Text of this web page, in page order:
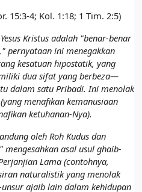
15:3-4; Kol. 1:18; 1 Tim. 2:5)
Kristus adalah "benar-benar
pernyataan ini menegakkan
kesatuan hipostatik, yang
dua sifat yang berbeza—
dalam satu Pribadi. Ini menolak
menafikan kemanusiaan
ketuhanan-Nya).
oleh Roh Kudus dan
asal usul ghaib-
Lama (contohnya,
naturalistik yang menolak
ajaib lain dalam kehidupan